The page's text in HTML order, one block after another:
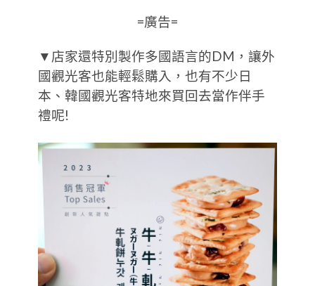
=廣告=
▼店家還特別製作多國語言的DM，讓外
國觀光客也能輕鬆購入，也有不少日
本、韓國觀光客特地來買回去當作伴手
禮呢!